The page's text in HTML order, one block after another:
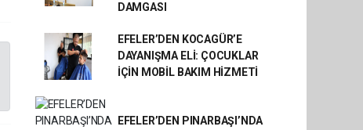
DAMGASI
EFELER’DEN KOCAGÜR’E
DAYANIŞMA ELİ: ÇOCUKLAR
İÇİN MOBİL BAKIM HİZMETİ
EFELER’DEN PINARBAŞI’NDA